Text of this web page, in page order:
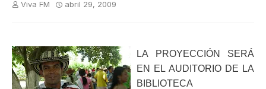
el
Viva FM abril 29, 2009
LA PROYECCIÓN SERÁ
EN EL AUDITORIO DE LA
BIBLIOTECA